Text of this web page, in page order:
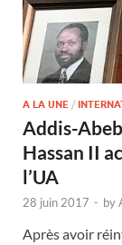
A LA UNE /
Addis-
Hassan II
l’UA
28 juin 2017 - by
Après avoir